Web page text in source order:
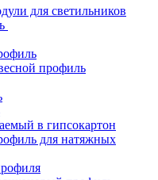
для светильников
профиль
в гипсокартон
для натяжных